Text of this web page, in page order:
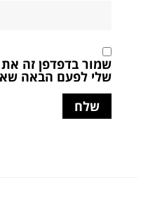
שמור בדפדפן זה
שלי לפעם הבאה